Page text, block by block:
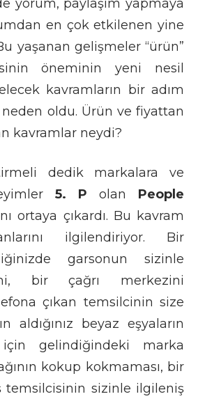
yorum, paylaşım yapmaya
en çok etkilenen yine
yaşanan gelişmeler “ürün”
öneminin yeni nesil
kavramların bir adım
neden oldu. Ürün ve fiyattan
kavramlar neydi?
dedik markalara ve
5. P olan People
ortaya çıkardı. Bu kavram
ilgilendiriyor. Bir
garsonun sizinle
bir çağrı merkezini
çıkan temsilcinin size
aldığınız beyaz eşyaların
gelindiğindeki marka
kokup kokmaması, bir
temsilcisinin sizinle ilgileniş